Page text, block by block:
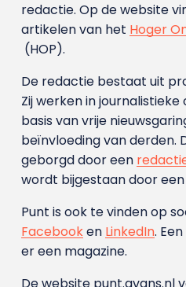
redactie. Op de website
artikelen van het Hoger
(HOP).
De redactie bestaat uit
Zij werken in
basis van vrije
beïnvloeding van derden.
geborgd door een
wordt bijgestaan door
Punt is ook te vinden op
Facebooken LinkedIn.
er een magazine.